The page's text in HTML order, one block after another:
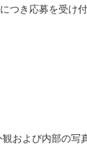
つき応募を受け
および内部の写